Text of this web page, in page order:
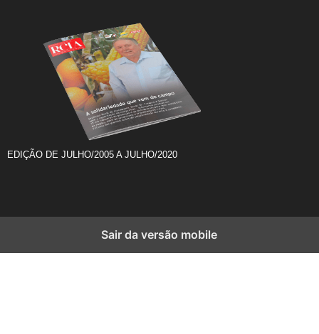
EDIÇÃO DE JULHO/2005 A JULHO/2020
Sair da versão mobile